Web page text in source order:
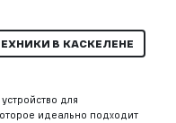
В КАСКЕЛЕНЕ
для
идеально подходит